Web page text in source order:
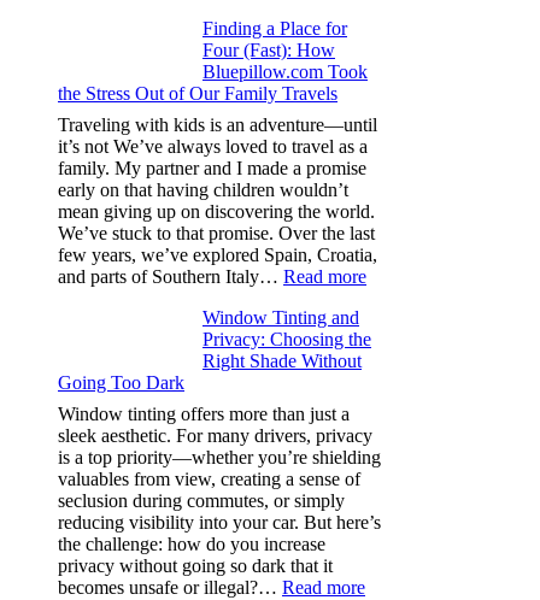
Window
A/C
Efficiency
and
Saves
Fuel
in
Hot
Climate
Finding a Place for
Four (Fast): How
Bluepillow.com Took
the Stress Out of Our Family Travels
Traveling with kids is an adventure—until
it’s not We’ve always loved to travel as a
family. My partner and I made a promise
early on that having children wouldn’t
mean giving up on discovering the world.
We’ve stuck to that promise. Over the last
few years, we’ve explored Spain, Croatia,
and parts of Southern Italy… Read more:
Place
Bluepillow.com
Took
Stress
Out
Window Tinting and
Privacy: Choosing the
Right Shade Without
Going Too Dark
Window tinting offers more than just a
sleek aesthetic. For many drivers, privacy
is a top priority—whether you’re shielding
valuables from view, creating a sense of
seclusion during commutes, or simply
reducing visibility into your car. But here’s
the challenge: how do you increase
privacy without going so dark that it
becomes unsafe or illegal?… Read more: